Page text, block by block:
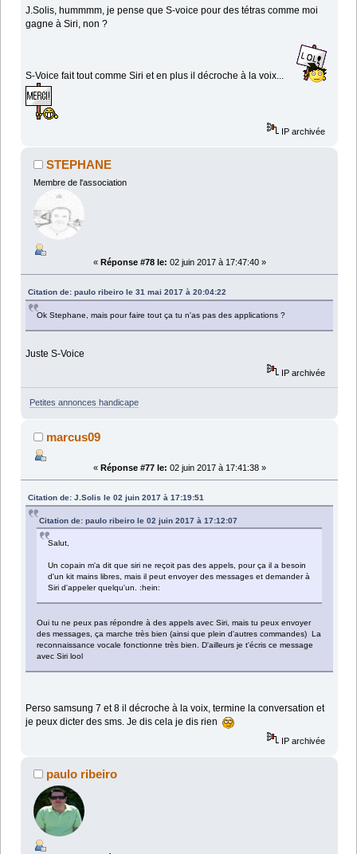
J.Solis, hummmm, je pense que S-voice pour des tétras comme moi
gagne à Siri, non ?
S-Voice fait tout comme Siri et en plus il décroche à la voix...
IP archivée
STEPHANE
Membre de l'association
« Réponse #78 le: 02 juin 2017 à 17:47:40 »
Citation de: paulo ribeiro le 31 mai 2017 à 20:04:22
Ok Stephane, mais pour faire tout ça tu n'as pas des applications ?
Juste S-Voice
IP archivée
Petites annonces handicape
marcus09
« Réponse #77 le: 02 juin 2017 à 17:41:38 »
Citation de: J.Solis le 02 juin 2017 à 17:19:51
Citation de: paulo ribeiro le 02 juin 2017 à 17:12:07
Salut,
Un copain m'a dit que siri ne reçoit pas des appels, pour ça il a besoin
d'un kit mains libres, mais il peut envoyer des messages et demander à
Siri d'appeler quelqu'un. :hein:
Oui tu ne peux pas répondre à des appels avec Siri, mais tu peux envoyer
des messages, ça marche très bien (ainsi que plein d'autres commandes) La
reconnaissance vocale fonctionne très bien. D'ailleurs je t'écris ce message
avec Siri lool
Perso samsung 7 et 8 il décroche à la voix, termine la conversation et
je peux dicter des sms. Je dis cela je dis rien
IP archivée
paulo ribeiro